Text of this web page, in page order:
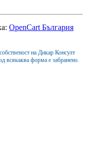
OpenCart България
на Дикар Консулт
всякаква форма е забранено.